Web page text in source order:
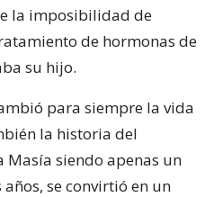
la imposibilidad de
de hormonas de
su hijo.
para siempre la vida
la historia del
Masía siendo apenas un
se convirtió en un